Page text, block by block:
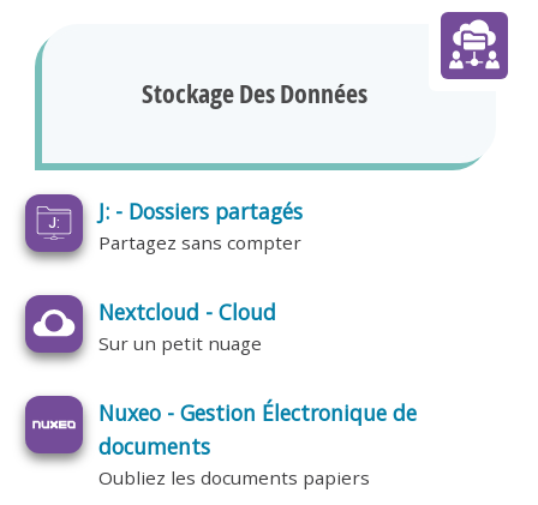
Stockage Des Données
J: - Dossiers partagés
Partagez sans compter
Nextcloud - Cloud
Sur un petit nuage
Nuxeo - Gestion Électronique de
documents
Oubliez les documents papiers